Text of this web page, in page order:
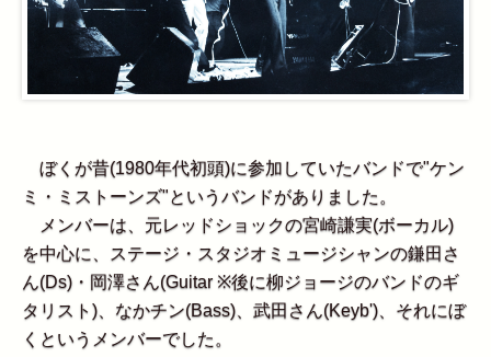
ぼくが昔(1980年代初頭)に参加していたバンドで"ケン
ミ・ミストーンズ"というバンドがありました。
メンバーは、元レッドショックの宮崎謙実(ボーカル)
を中心に、ステージ・スタジオミュージシャンの鎌田さ
ん(Ds)・岡澤さん(Guitar ※後に柳ジョージのバンドのギ
タリスト)、なかチン(Bass)、武田さん(Keyb')、それにぼ
くというメンバーでした。